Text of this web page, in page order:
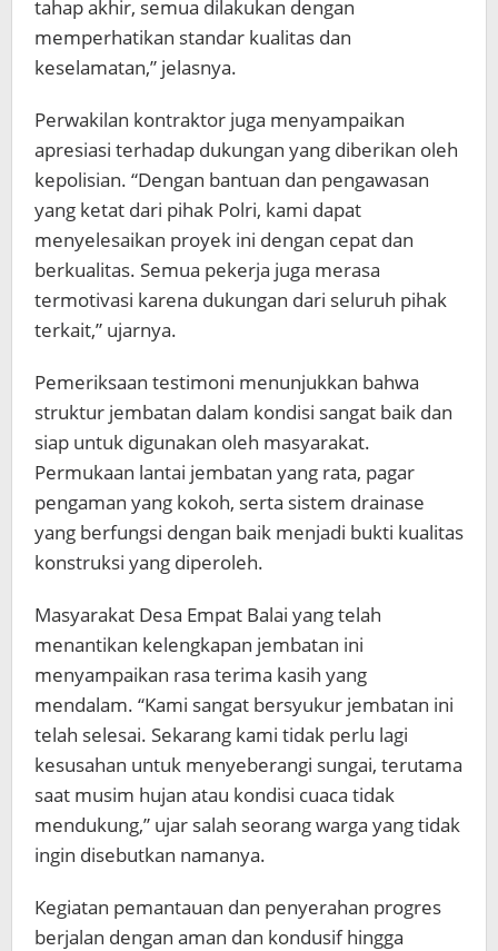
tahap akhir, semua dilakukan dengan
memperhatikan standar kualitas dan
keselamatan,” jelasnya.
Perwakilan kontraktor juga menyampaikan
apresiasi terhadap dukungan yang diberikan oleh
kepolisian. “Dengan bantuan dan pengawasan
yang ketat dari pihak Polri, kami dapat
menyelesaikan proyek ini dengan cepat dan
berkualitas. Semua pekerja juga merasa
termotivasi karena dukungan dari seluruh pihak
terkait,” ujarnya.
Pemeriksaan testimoni menunjukkan bahwa
struktur jembatan dalam kondisi sangat baik dan
siap untuk digunakan oleh masyarakat.
Permukaan lantai jembatan yang rata, pagar
pengaman yang kokoh, serta sistem drainase
yang berfungsi dengan baik menjadi bukti kualitas
konstruksi yang diperoleh.
Masyarakat Desa Empat Balai yang telah
menantikan kelengkapan jembatan ini
menyampaikan rasa terima kasih yang
mendalam. “Kami sangat bersyukur jembatan ini
telah selesai. Sekarang kami tidak perlu lagi
kesusahan untuk menyeberangi sungai, terutama
saat musim hujan atau kondisi cuaca tidak
mendukung,” ujar salah seorang warga yang tidak
ingin disebutkan namanya.
Kegiatan pemantauan dan penyerahan progres
berjalan dengan aman dan kondusif hingga